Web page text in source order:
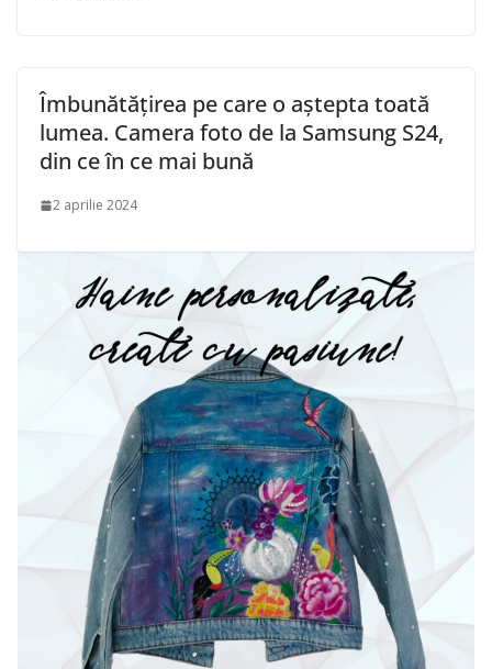
Îmbunătățirea pe care o aștepta toată
lumea. Camera foto de la Samsung S24,
din ce în ce mai bună
2 aprilie 2024